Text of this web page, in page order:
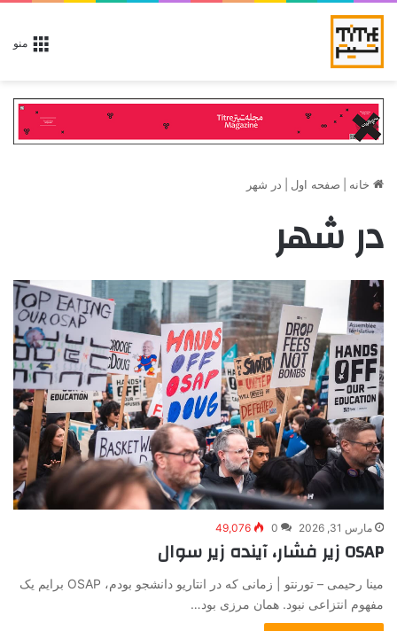
منو
خانه صفحه اول در شهر
در شهر
مارس 31, 2026 0
49,076
OSAP زیر فشار، آینده زیر سوال
مینا رحیمی – تورنتو | زمانی که در انتاریو دانشجو بودم، OSAP برایم یک
مفهوم انتزاعی نبود. همان مرزی بود…